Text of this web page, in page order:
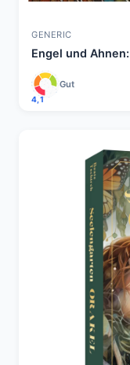
GENERIC
Engel und
4,1
Gut